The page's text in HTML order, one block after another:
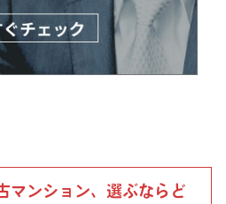
マンション、選ぶならど